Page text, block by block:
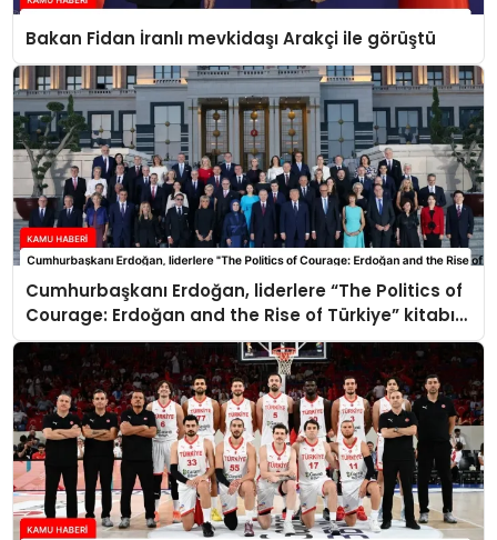
Bakan Fidan İranlı mevkidaşı Arakçi ile görüştü
Cumhurbaşkanı Erdoğan, liderlere “The Politics of
Courage: Erdoğan and the Rise of Türkiye” kitabını
takdim etti